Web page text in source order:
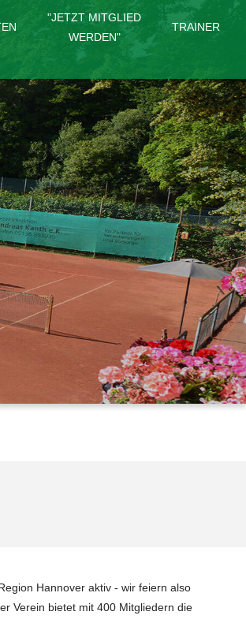
"JETZT MITGLIED
WERDEN"
TRAINER
Hannover aktiv - wir feiern also
Verein bietet mit 400 Mitgliedern die